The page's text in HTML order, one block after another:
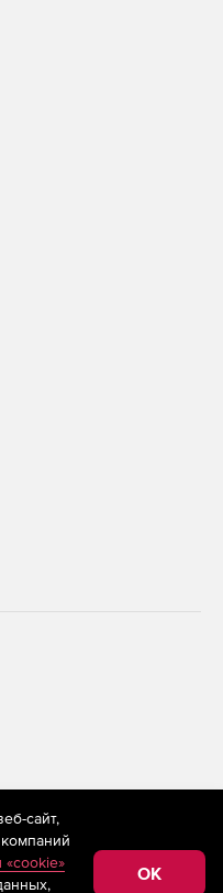
по протоколу
нагрузки RRI).
блоками
объединенными в RAID.
применяются
технологии
сбора,
относящихся к
сайт,
«cookie»
OK